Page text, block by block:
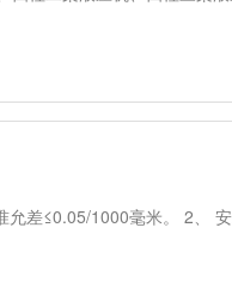
差≤0.05/1000毫米。 2、